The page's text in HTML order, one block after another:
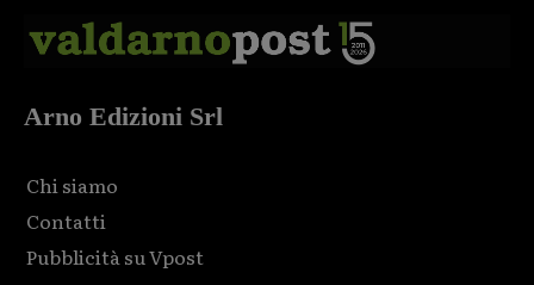
Arno Edizioni Srl
Chi siamo
Contatti
Pubblicità su Vpost